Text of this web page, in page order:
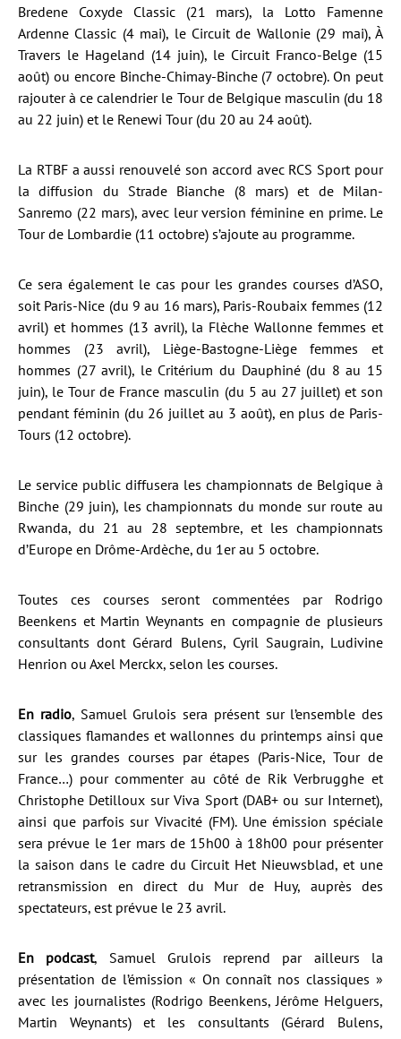
Bredene Coxyde Classic (21 mars), la Lotto Famenne
Ardenne Classic (4 mai), le Circuit de Wallonie (29 mai), À
Travers le Hageland (14 juin), le Circuit Franco-Belge (15
août) ou encore Binche-Chimay-Binche (7 octobre). On peut
rajouter à ce calendrier le Tour de Belgique masculin (du 18
au 22 juin) et le Renewi Tour (du 20 au 24 août).
La RTBF a aussi renouvelé son accord avec RCS Sport pour
la diffusion du Strade Bianche (8 mars) et de Milan-
Sanremo (22 mars), avec leur version féminine en prime. Le
Tour de Lombardie (11 octobre) s’ajoute au programme.
Ce sera également le cas pour les grandes courses d’ASO,
soit Paris-Nice (du 9 au 16 mars), Paris-Roubaix femmes (12
avril) et hommes (13 avril), la Flèche Wallonne femmes et
hommes (23 avril), Liège-Bastogne-Liège femmes et
hommes (27 avril), le Critérium du Dauphiné (du 8 au 15
juin), le Tour de France masculin (du 5 au 27 juillet) et son
pendant féminin (du 26 juillet au 3 août), en plus de Paris-
Tours (12 octobre).
Le service public diffusera les championnats de Belgique à
Binche (29 juin), les championnats du monde sur route au
Rwanda, du 21 au 28 septembre, et les championnats
d’Europe en Drôme-Ardèche, du 1er au 5 octobre.
Toutes ces courses seront commentées par Rodrigo
Beenkens et Martin Weynants en compagnie de plusieurs
consultants dont Gérard Bulens, Cyril Saugrain, Ludivine
Henrion ou Axel Merckx, selon les courses.
En radio, Samuel Grulois sera présent sur l’ensemble des
classiques flamandes et wallonnes du printemps ainsi que
sur les grandes courses par étapes (Paris-Nice, Tour de
France…) pour commenter au côté de Rik Verbrugghe et
Christophe Detilloux sur Viva Sport (DAB+ ou sur Internet),
ainsi que parfois sur Vivacité (FM). Une émission spéciale
sera prévue le 1er mars de 15h00 à 18h00 pour présenter
la saison dans le cadre du Circuit Het Nieuwsblad, et une
retransmission en direct du Mur de Huy, auprès des
spectateurs, est prévue le 23 avril.
En podcast, Samuel Grulois reprend par ailleurs la
présentation de l’émission « On connaît nos classiques »
avec les journalistes (Rodrigo Beenkens, Jérôme Helguers,
Martin Weynants) et les consultants (Gérard Bulens,